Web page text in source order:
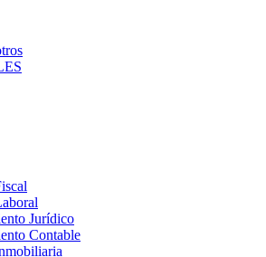
Jurídico
Contable